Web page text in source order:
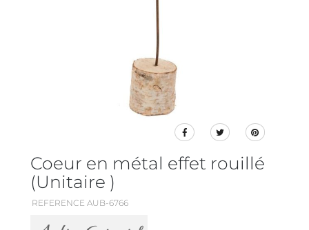
Coeur en métal effet rouillé
(Unitaire )
REFERENCE AUB-6766